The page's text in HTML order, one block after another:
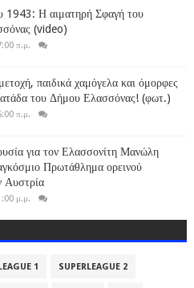
1943: Η αιματηρή Σφαγή του
(video)
π.μ.
παιδικά χαμόγελα και όμορφες
του Δήμου Ελασσόνας! (φωτ.)
π.μ.
για τον Ελασσονίτη Μανώλη
Πρωτάθλημα ορεινού
Αυστρία
μ.μ.
1 SUPERLEAGUE 2